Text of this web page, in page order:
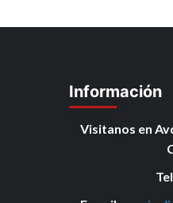
Información
Visitanos en